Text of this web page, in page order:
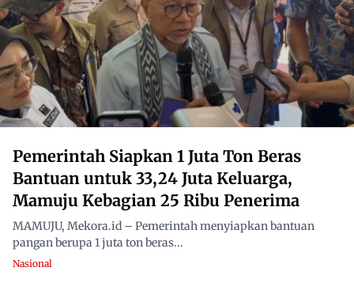
Pemerintah Siapkan 1 Juta Ton Beras
Bantuan untuk 33,24 Juta Keluarga,
Mamuju Kebagian 25 Ribu Penerima
MAMUJU, Mekora.id – Pemerintah menyiapkan bantuan
pangan berupa 1 juta ton beras...
Nasional